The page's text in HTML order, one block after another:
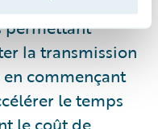
permettant
la transmission
commençant
le temps
le coût de